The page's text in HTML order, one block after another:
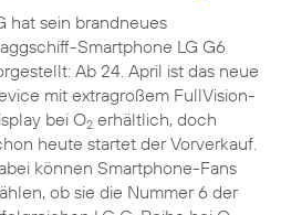
hat sein brandneues
Smartphone LG G6
Ab 24. April ist das neue
mit extragroßem FullVision-
bei O2erhältlich, doch
heute startet der Vorverkauf.
können Smartphone-Fans
ob sie die Nummer 6 der